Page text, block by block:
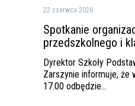
22 czerwca 2026
Spotkanie
przedszkolnego i
Dyrektor Szkoły
Zarszynie informuje,
17.00 odbędzie…